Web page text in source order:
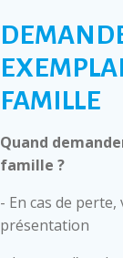
FAMILLE
Quand
famille ?
- En cas de
présentation